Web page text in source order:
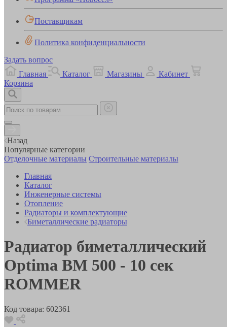
Поставщикам
Политика конфиденциальности
Задать вопрос
Главная
Каталог Магазины
Кабинет
Корзина
Назад
Популярные категории
Отделочные материалы Строительные материалы
Главная
Каталог
Инженерные системы
Отопление
Радиаторы и комплектующие
Биметаллические радиаторы
Радиатор биметаллический
Optima BM 500 - 10 сек
ROMMER
Код товара: 602361